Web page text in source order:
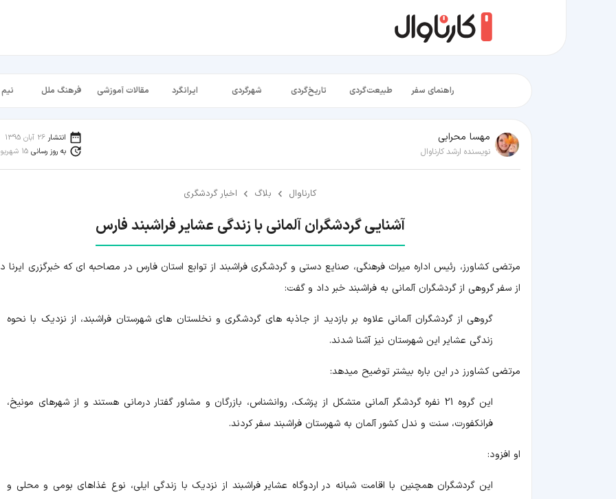
راهنمای سفر طبیعت‌گردی تاریخ‌گردی شهرگردی ایرانگرد مقالات آموزشی فرهنگ ملل
مهسا محرابی
نویسنده ارشد کارناوال
انتشار 26 آبان 1395
به روز رسانی 15 شهریور 1398
کارناوال بلاگ اخبار گردشگری
آشنایی گردشگران آلمانی با زندگی عشایر فراشبند فارس
مرتضی کشاورز، رئیس اداره میراث فرهنگی، صنایع دستی و گردشگری فراشبند از توابع استان فارس در مصاحبه ای که خبرگزری ایرنا
از سفر گروهی از گردشگران آلمانی به فراشبند خبر داد و گفت:
گروهی از گردشگران آلمانی علاوه بر بازدید از جاذبه های گردشگری و نخلستان های شهرستان فراشبند، از نزدیک با نحوه
زندگی عشایر این شهرستان نیز آشنا شدند.
مرتضی کشاورز در این باره بیشتر توضیح میدهد:
این گروه 21 نفره گردشگر آلمانی متشکل از پزشک، روانشناس، بازرگان و مشاور گفتار درمانی هستند و از شهرهای مونیخ،
فرانکفورت، سنت و ندل کشور آلمان به شهرستان فراشبند سفر کردند.
او افزود:
این گردشگران همچنین با اقامت شبانه در اردوگاه عشایر فراشبند از نزدیک با زندگی ایلی، نوع غذاهای بومی و محلی و